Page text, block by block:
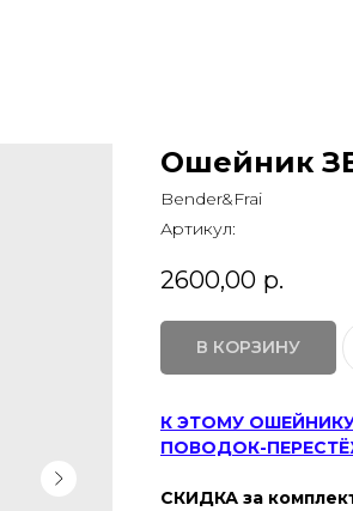
Ошейник
Bender&Frai
Артикул:
2600,00 р.
В КОРЗИНУ
К ЭТОМУ
ПОВОДОК-
СКИДКА за